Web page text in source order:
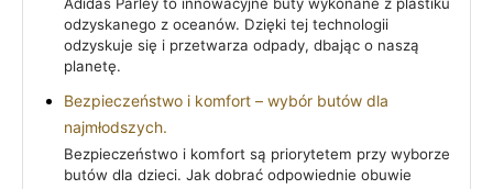
odzyskanego z oceanów. Dzięki tej technologii
odzyskuje się i przetwarza odpady, dbając o naszą
planetę.
Bezpieczeństwo i komfort – wybór butów dla
najmłodszych.
Bezpieczeństwo i komfort są priorytetem przy wyborze
butów dla dzieci. Jak dobrać odpowiednie obuwie